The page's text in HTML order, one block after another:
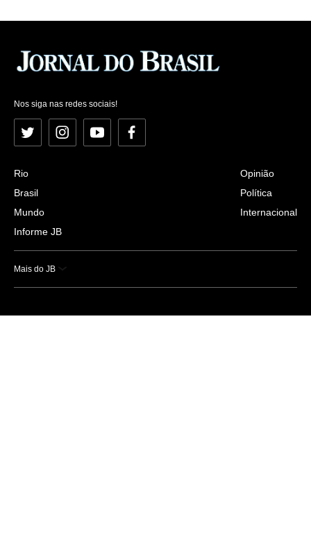
Nos siga nas redes sociais!
Twitter InstagramYouTubeFacebook
Rio
Brasil
Mundo
Informe JB
Opinião
Política
Internacional
Mais do JB
Esportes